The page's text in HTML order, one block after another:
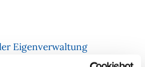
Eigenverwaltung